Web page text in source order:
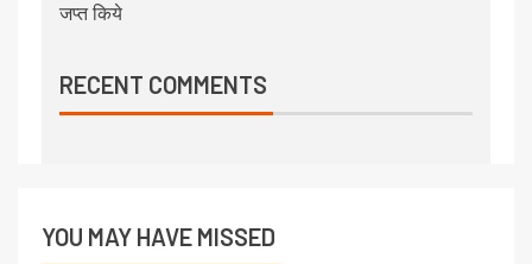
जप्त किये
RECENT COMMENTS
YOU MAY HAVE MISSED